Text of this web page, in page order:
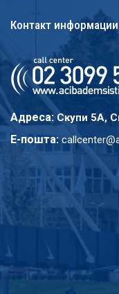
Контакт информации
Адреса: Скупи 5A,
E-пошта: